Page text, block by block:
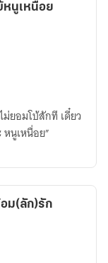
หนูเหนื่อย
ม่ยอมโบ้สักที เดี๋ยว
หนูจัดการเอง พ่อพ่อหย่าแล้วหาแฟนใหม่เถอะ หนูเหนื่อย”
ม(ลัก)รัก